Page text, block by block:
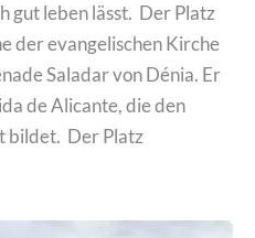
gut leben lässt. Der Platz
der evangelischen Kirche
Saladar von Dénia. Er
de Alicante, die den
bildet. Der Platz